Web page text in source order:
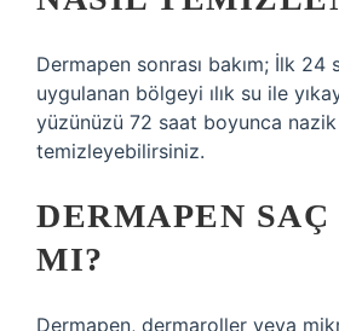
Dermapen sonrası bakım; İlk 24
uygulanan bölgeyi ılık su ile
yüzünüzü 72 saat boyunca
temizleyebilirsiniz.
DERMAPEN
MI?
Dermapen, dermaroller veya